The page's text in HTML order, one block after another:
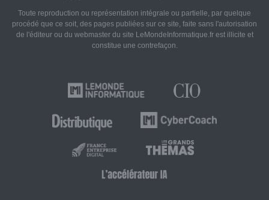
Toute reproduction ou représentation intégrale ou partielle, par quelque
procédé que ce soit, des pages publiées sur ce site, faite sans l'autorisation
de l'éditeur ou du webmaster du site LeMondeInformatique.fr est illicite et
constitue une contrefaçon.